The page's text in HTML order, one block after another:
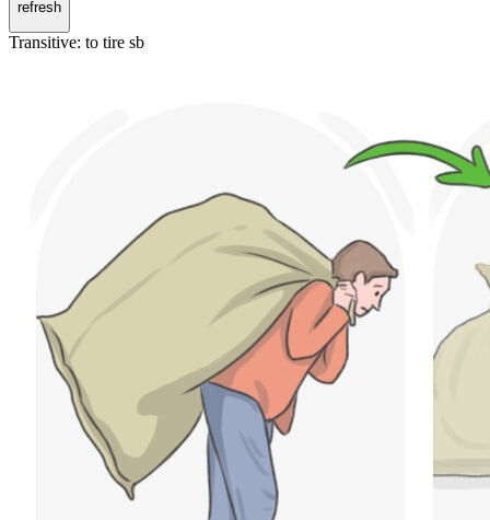
refresh
Transitive: to tire sb